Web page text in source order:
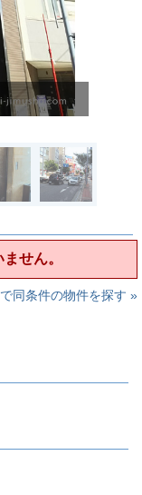
せん。
同条件の物件を探す »